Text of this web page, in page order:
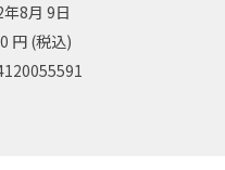
8月 9日
円 (税込)